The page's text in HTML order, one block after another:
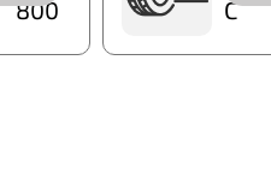
800 C